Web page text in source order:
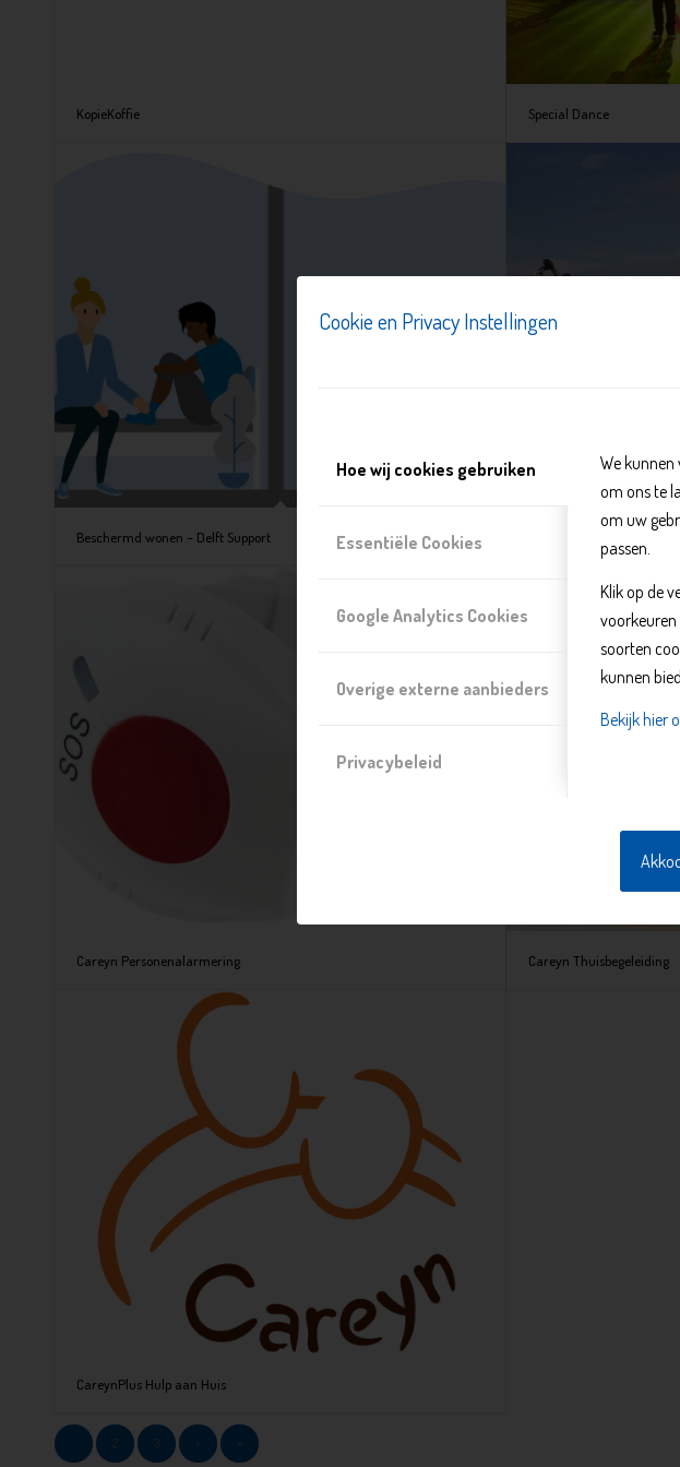
Cookie en Privacy Instellingen
Hoe wij cookies gebruiken
Essentiële Cookies
Google Analytics Cookies
Overige externe aanbieders
Privacybeleid
We
om ons te
om uw
passen.
Klik op de
voorkeuren
soorten
kunnen
Bekijk hier
KopieKoffie Special Dance
Beschermd wonen – Delft Support
Careyn Personenalarmering Careyn Thuisbegeleiding
CareynPlus Hulp aan Huis
3